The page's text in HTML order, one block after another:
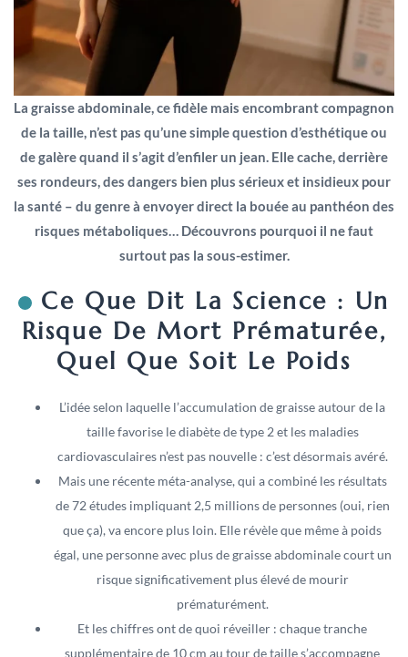
La graisse abdominale, ce fidèle mais encombrant compagnon
de la taille, n’est pas qu’une simple question d’esthétique ou
de galère quand il s’agit d’enfiler un jean. Elle cache, derrière
ses rondeurs, des dangers bien plus sérieux et insidieux pour
la santé – du genre à envoyer direct la bouée au panthéon des
risques métaboliques… Découvrons pourquoi il ne faut
surtout pas la sous-estimer.
Ce Que Dit La Science : Un
Risque De Mort Prématurée,
Quel Que Soit Le Poids
L’idée selon laquelle l’accumulation de graisse autour de la
taille favorise le diabète de type 2 et les maladies
cardiovasculaires n’est pas nouvelle : c’est désormais avéré.
Mais une récente méta-analyse, qui a combiné les résultats
de 72 études impliquant 2,5 millions de personnes (oui, rien
que ça), va encore plus loin. Elle révèle que même à poids
égal, une personne avec plus de graisse abdominale court un
risque significativement plus élevé de mourir
prématurément.
Et les chiffres ont de quoi réveiller : chaque tranche
supplémentaire de 10 cm au tour de taille s’accompagne